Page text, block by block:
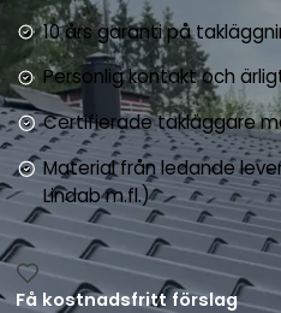
10 års garanti på
Personlig kontakt och
Certifierade takläggare
Material från ledande
Lindab m.fl.)
Få kostnadsfritt förslag